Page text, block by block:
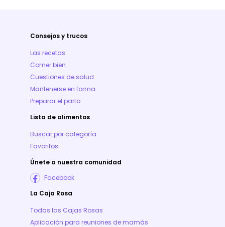
Consejos y trucos
Las recetas
Comer bien
Cuestiones de salud
Mantenerse en forma
Preparar el parto
Lista de alimentos
Buscar por categoría
Favoritos
Únete a nuestra comunidad
Facebook
La Caja Rosa
Todas las Cajas Rosas
Aplicación para reuniones de mamás